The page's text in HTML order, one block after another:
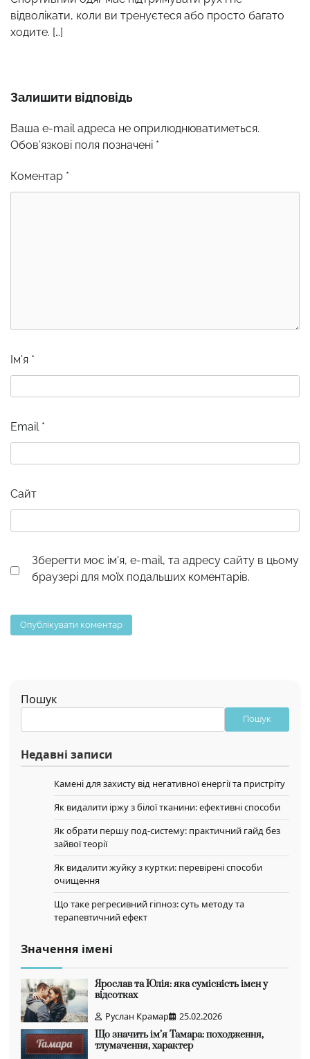
відволікати, коли ви тренуєтеся або просто багато
ходите. […]
Залишити відповідь
Ваша e-mail адреса не оприлюднюватиметься.
Обов’язкові поля позначені *
Коментар *
Ім'я *
Email *
Сайт
Зберегти моє ім'я, e-mail, та адресу сайту в цьому
браузері для моїх подальших коментарів.
Пошук
Пошук
Недавні записи
Камені для захисту від негативної енергії та пристріту
Як видалити іржу з білої тканини: ефективні способи
Як обрати першу под-систему: практичний гайд без
зайвої теорії
Як видалити жуйку з куртки: перевірені способи
очищення
Що таке регресивний гіпноз: суть методу та
терапевтичний ефект
Значення імені
Ярослав та Юлія: яка сумісність імен у
відсотках
Руслан Крамар
25.02.2026
Що значить ім’я Тамара: походження,
тлумачення, характер